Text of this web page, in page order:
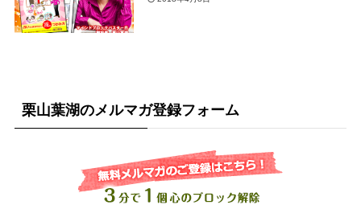
栗山葉湖のメルマガ登録フォーム